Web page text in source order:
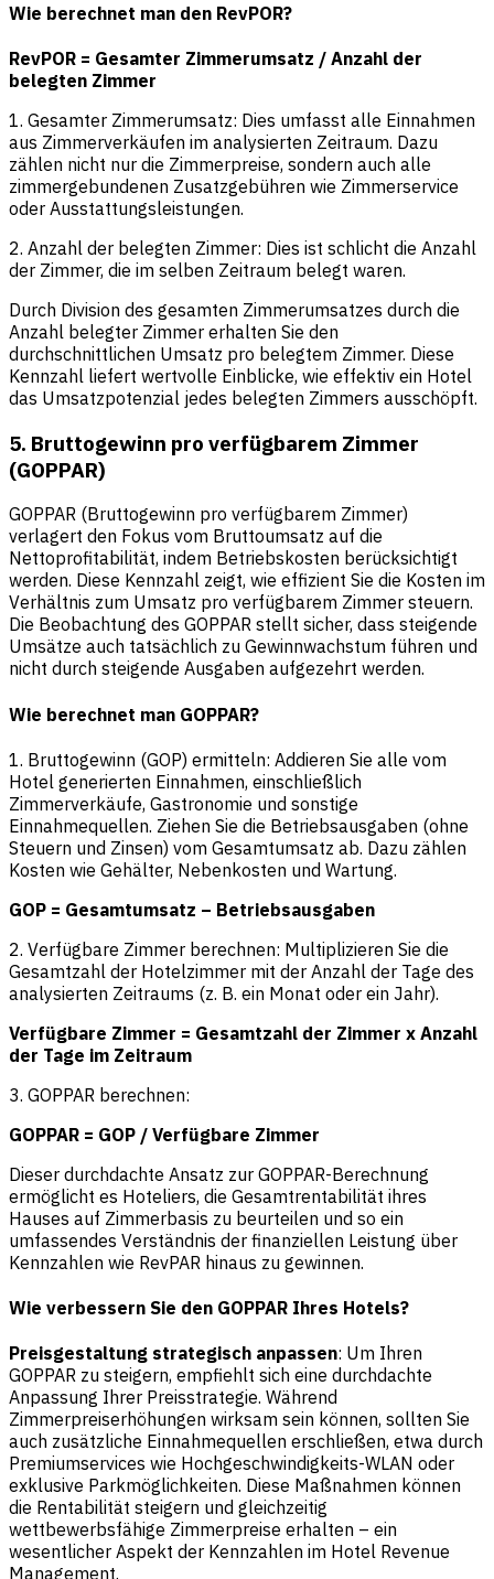
Wie berechnet man den RevPOR?
RevPOR = Gesamter Zimmerumsatz / Anzahl der
belegten Zimmer
1. Gesamter Zimmerumsatz: Dies umfasst alle Einnahmen
aus Zimmerverkäufen im analysierten Zeitraum. Dazu
zählen nicht nur die Zimmerpreise, sondern auch alle
zimmergebundenen Zusatzgebühren wie Zimmerservice
oder Ausstattungsleistungen.
2. Anzahl der belegten Zimmer: Dies ist schlicht die Anzahl
der Zimmer, die im selben Zeitraum belegt waren.
Durch Division des gesamten Zimmerumsatzes durch die
Anzahl belegter Zimmer erhalten Sie den
durchschnittlichen Umsatz pro belegtem Zimmer. Diese
Kennzahl liefert wertvolle Einblicke, wie effektiv ein Hotel
das Umsatzpotenzial jedes belegten Zimmers ausschöpft.
5. Bruttogewinn pro verfügbarem Zimmer
(GOPPAR)
GOPPAR (Bruttogewinn pro verfügbarem Zimmer)
verlagert den Fokus vom Bruttoumsatz auf die
Nettoprofitabilität, indem Betriebskosten berücksichtigt
werden. Diese Kennzahl zeigt, wie effizient Sie die Kosten im
Verhältnis zum Umsatz pro verfügbarem Zimmer steuern.
Die Beobachtung des GOPPAR stellt sicher, dass steigende
Umsätze auch tatsächlich zu Gewinnwachstum führen und
nicht durch steigende Ausgaben aufgezehrt werden.
Wie berechnet man GOPPAR?
1. Bruttogewinn (GOP) ermitteln: Addieren Sie alle vom
Hotel generierten Einnahmen, einschließlich
Zimmerverkäufe, Gastronomie und sonstige
Einnahmequellen. Ziehen Sie die Betriebsausgaben (ohne
Steuern und Zinsen) vom Gesamtumsatz ab. Dazu zählen
Kosten wie Gehälter, Nebenkosten und Wartung.
GOP = Gesamtumsatz – Betriebsausgaben
2. Verfügbare Zimmer berechnen: Multiplizieren Sie die
Gesamtzahl der Hotelzimmer mit der Anzahl der Tage des
analysierten Zeitraums (z. B. ein Monat oder ein Jahr).
Verfügbare Zimmer = Gesamtzahl der Zimmer x Anzahl
der Tage im Zeitraum
3. GOPPAR berechnen:
GOPPAR = GOP / Verfügbare Zimmer
Dieser durchdachte Ansatz zur GOPPAR-Berechnung
ermöglicht es Hoteliers, die Gesamtrentabilität ihres
Hauses auf Zimmerbasis zu beurteilen und so ein
umfassendes Verständnis der finanziellen Leistung über
Kennzahlen wie RevPAR hinaus zu gewinnen.
Wie verbessern Sie den GOPPAR Ihres Hotels?
Preisgestaltung strategisch anpassen: Um Ihren
GOPPAR zu steigern, empfiehlt sich eine durchdachte
Anpassung Ihrer Preisstrategie. Während
Zimmerpreiserhöhungen wirksam sein können, sollten Sie
auch zusätzliche Einnahmequellen erschließen, etwa durch
Premiumservices wie Hochgeschwindigkeits-WLAN oder
exklusive Parkmöglichkeiten. Diese Maßnahmen können
die Rentabilität steigern und gleichzeitig
wettbewerbsfähige Zimmerpreise erhalten – ein
wesentlicher Aspekt der Kennzahlen im Hotel Revenue
Management.